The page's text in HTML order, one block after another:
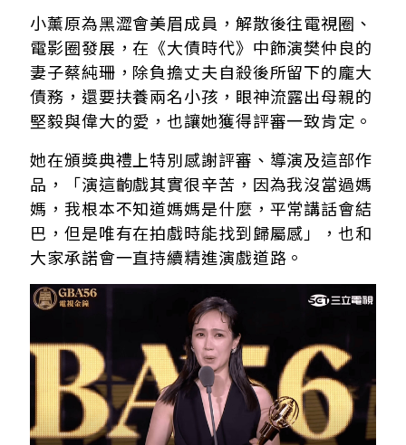
小薰原為黑澀會美眉成員，解散後往電視圈、
電影圈發展，在《大債時代》中飾演樊仲良的
妻子蔡純珊，除負擔丈夫自殺後所留下的龐大
債務，還要扶養兩名小孩，眼神流露出母親的
堅毅與偉大的愛，也讓她獲得評審一致肯定。
她在頒獎典禮上特別感謝評審、導演及這部作
品，「演這齣戲其實很辛苦，因為我沒當過媽
媽，我根本不知道媽媽是什麼，平常講話會結
巴，但是唯有在拍戲時能找到歸屬感」，也和
大家承諾會一直持續精進演戲道路。